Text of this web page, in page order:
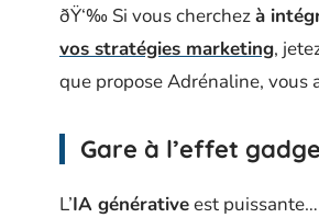
ðŸ‘‰ Si vous cherchezà
vos stratégies marketing,
que propose Adrénaline, vous
Gare à l’effet
L’IA générativeest